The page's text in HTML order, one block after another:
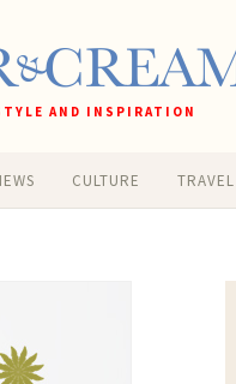
AND INSPIRATION
CULTURE TRAVEL